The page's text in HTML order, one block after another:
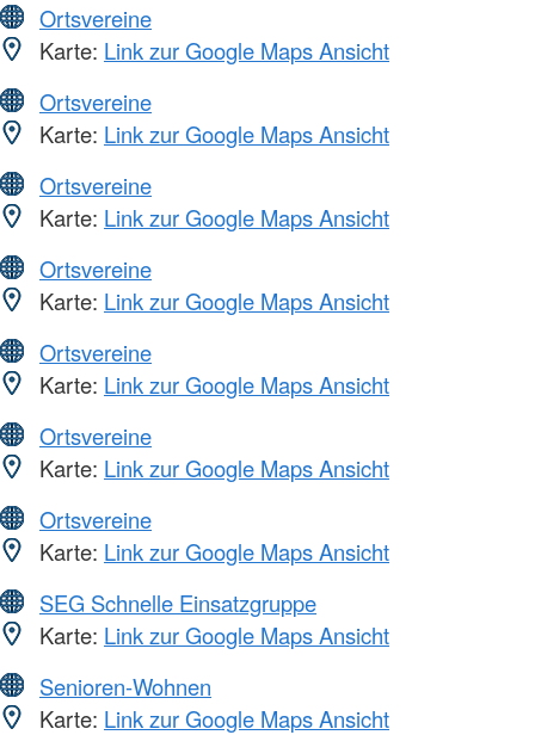
Ortsvereine
Karte: Link zur Google Maps Ansicht
Ortsvereine
Karte: Link zur Google Maps Ansicht
Ortsvereine
Karte: Link zur Google Maps Ansicht
Ortsvereine
Karte: Link zur Google Maps Ansicht
Ortsvereine
Karte: Link zur Google Maps Ansicht
Ortsvereine
Karte: Link zur Google Maps Ansicht
Ortsvereine
Karte: Link zur Google Maps Ansicht
SEG Schnelle Einsatzgruppe
Karte: Link zur Google Maps Ansicht
Senioren-Wohnen
Karte: Link zur Google Maps Ansicht